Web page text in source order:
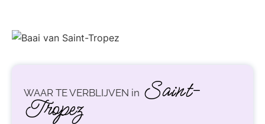
WAAR TE VERBLIJVEN in Saint-
Tropez